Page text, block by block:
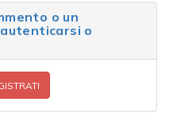
o un
o